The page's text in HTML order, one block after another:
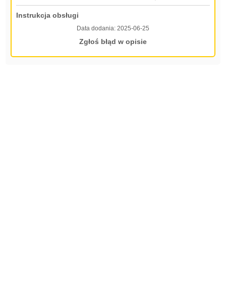
Instrukcja obsługi
Data dodania: 2025-06-25
Zgłoś błąd w opisie